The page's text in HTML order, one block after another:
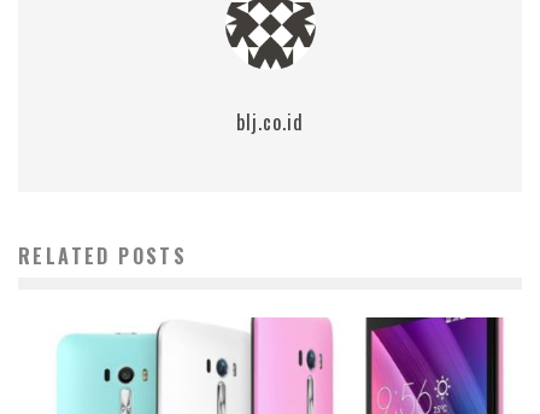
blj.co.id
RELATED POSTS